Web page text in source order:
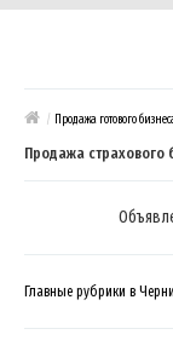
/ Продажа готового
Продажа страхового
Главные рубрики в